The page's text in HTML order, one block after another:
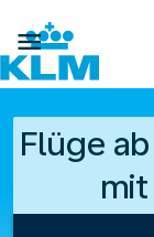

Flüge
mit